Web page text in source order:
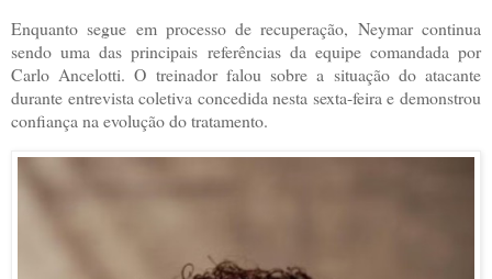
Enquanto segue em processo de recuperação, Neymar continua
sendo uma das principais referências da equipe comandada por
Carlo Ancelotti. O treinador falou sobre a situação do atacante
durante entrevista coletiva concedida nesta sexta-feira e demonstrou
confiança na evolução do tratamento.